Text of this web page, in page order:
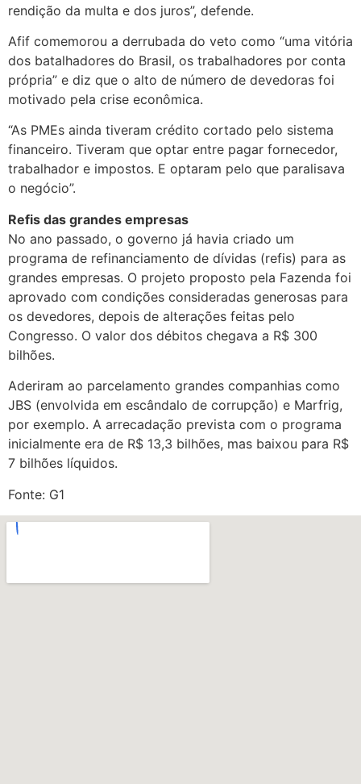
rendição da multa e dos juros”, defende.
Afif comemorou a derrubada do veto como “uma vitória
dos batalhadores do Brasil, os trabalhadores por conta
própria” e diz que o alto de número de devedoras foi
motivado pela crise econômica.
“As PMEs ainda tiveram crédito cortado pelo sistema
financeiro. Tiveram que optar entre pagar fornecedor,
trabalhador e impostos. E optaram pelo que paralisava
o negócio”.
Refis das grandes empresas
No ano passado, o governo já havia criado um
programa de refinanciamento de dívidas (refis) para as
grandes empresas. O projeto proposto pela Fazenda foi
aprovado com condições consideradas generosas para
os devedores, depois de alterações feitas pelo
Congresso. O valor dos débitos chegava a R$ 300
bilhões.
Aderiram ao parcelamento grandes companhias como
JBS (envolvida em escândalo de corrupção) e Marfrig,
por exemplo. A arrecadação prevista com o programa
inicialmente era de R$ 13,3 bilhões, mas baixou para R$
7 bilhões líquidos.
Fonte: G1